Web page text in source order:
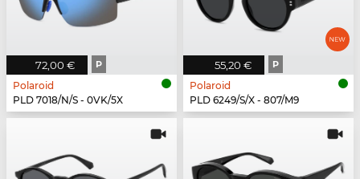
72,00 € P
Polaroid
PLD 7018/N/S - 0VK/5X
55,20 € P
Polaroid
PLD 6249/S/X - 807/M9